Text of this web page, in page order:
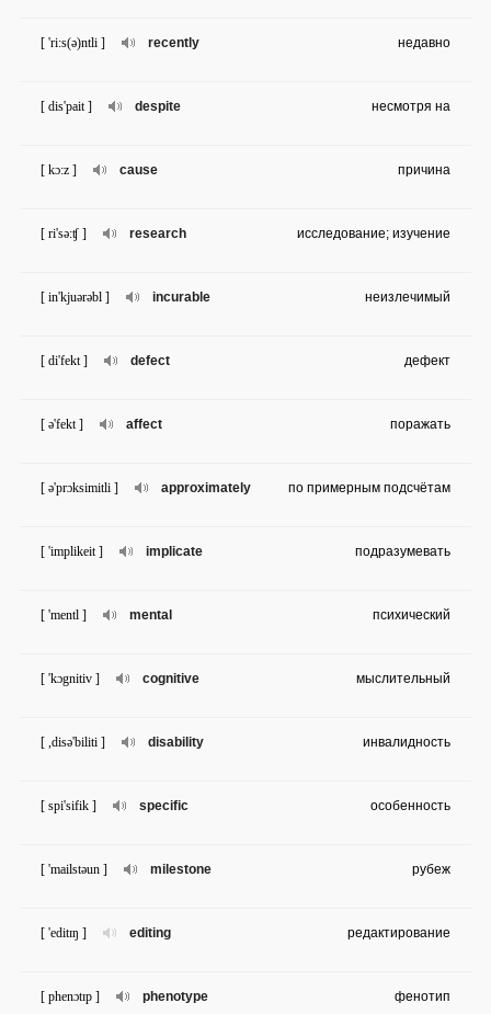
recently
[ 'ri:s(ə)ntli ] недавно
despite
[ dis'pait ] несмотря на
cause
[ kɔ:z ] причина
research
[ ri'sə:ʧ ] исследование; изучение
incurable
[ in'kjuərəbl ] неизлечимый
defect
[ di'fekt ] дефект
affect
[ ə'fekt ] поражать
approximately
[ ə'prɔksimitli ] по примерным подсчётам
implicate
[ 'implikeit ] подразумевать
mental
[ 'mentl ] психический
cognitive
[ 'kɔgnitiv ] мыслительный
disability
[ ,disə'biliti ] инвалидность
specific
[ spi'sifik ] особенность
milestone
[ 'mailstəun ] рубеж
editing
[ 'editɪŋ ] редактирование
phenotype
[ phenɔtɪp ] фенотип